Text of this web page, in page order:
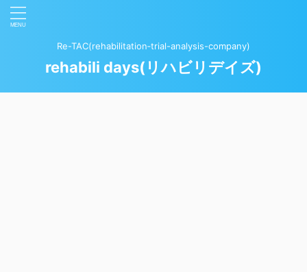
Re-TAC(rehabilitation‐trial-analysis-company)
rehabili days(リハビリデイズ)